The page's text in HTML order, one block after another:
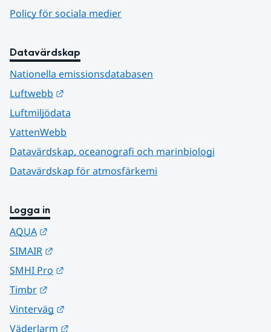
Policy för sociala medier
Datavärdskap
Nationella emissionsdatabasen
Luftwebb
Luftmiljödata
VattenWebb
Datavärdskap, oceanografi och marinbiologi
Datavärdskap för atmosfärkemi
Logga in
AQUA
SIMAIR
SMHI Pro
Timbr
Vinterväg
Väderlarm